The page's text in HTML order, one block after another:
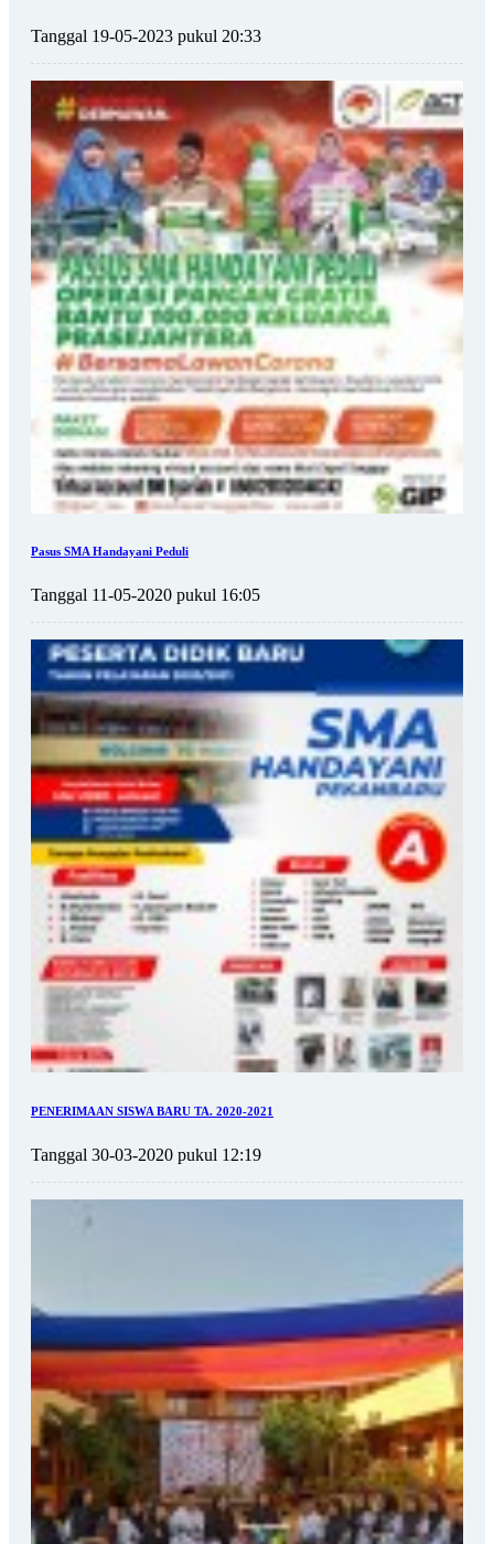
Tanggal 19-05-2023 pukul 20:33
Pasus SMA Handayani Peduli
Tanggal 11-05-2020 pukul 16:05
PENERIMAAN SISWA BARU TA. 2020-2021
Tanggal 30-03-2020 pukul 12:19